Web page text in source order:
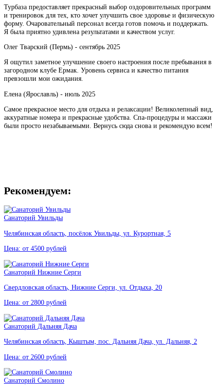
Турбаза предоставляет прекрасный выбор оздоровительных программ
и тренировок для тех, кто хочет улучшить свое здоровье и физическую
форму. Очаровательный персонал всегда готов помочь и поддержать.
Я была приятно удивлена результатами и качеством услуг.
Олег Тварский (Пермь) - сентябрь 2025
Я ощутил заметное улучшение своего настроения после пребывания в
загородном клубе Ермак. Уровень сервиса и качество питания
превзошли мои ожидания.
Елена (Ярославль) - июль 2025
Самое прекрасное место для отдыха и релаксации! Великолепный вид,
аккуратные номера и прекрасные удобства. Спа-процедуры и массажи
были просто незабываемыми. Вернусь сюда снова и рекомендую всем!
Рекомендуем:
Санаторий Увильды
Челябинская область, посёлок Увильды, ул. Курортная, 5
Цена: от 4500 рублей
Санаторий Нижние Серги
Свердловская область, Нижние Серги, ул. Отдыха, 20
Цена: от 2800 рублей
Санаторий Дальняя Дача
Челябинская область, Кыштым, пос. Дальняя Дача, ул. Дальняя, 2
Цена: от 2600 рублей
Санаторий Смолино